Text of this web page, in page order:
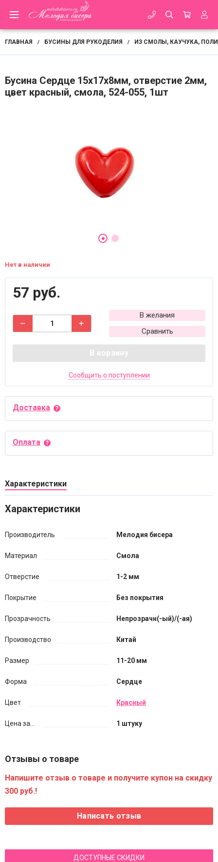
ГЛАВНАЯ / БУСИНЫ ДЛЯ РУКОДЕЛИЯ / ИЗ СМОЛЫ, КАУЧУКА,
Бусина Сердце 15х17х8мм, отверстие 2мм,
цвет красный, смола, 524-055, 1шт
Нет в наличии
57 руб.
В желания
Сравнить
В корзину
Сообщить о поступлении
Доставка
Оплата
Характеристики
Характеристики
Производитель Мелодия бисера
Материал Смола
Отверстие 1-2 мм
Покрытие Без покрытия
Прозрачность Непрозрачн(-ый)/(-ая)
Производство Китай
Размер 11-20 мм
Форма Сердце
Цвет Красный
Цена за... 1 штуку
Отзывы о товаре
Напишите отзыв о товаре и получите купон на скидку
300 руб.!
ДОСТУПНЫЕ СКИДКИ